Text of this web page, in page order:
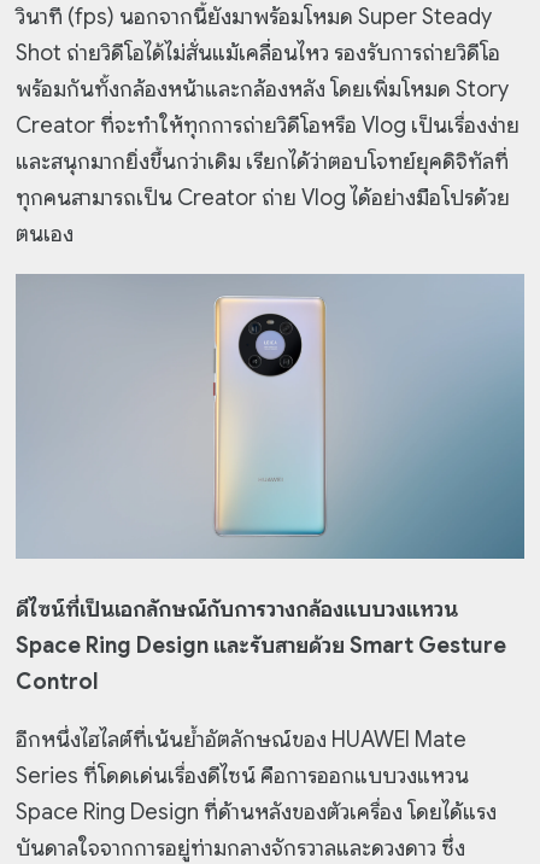
วินาที (fps) นอกจากนี้ยังมาพร้อมโหมด Super Steady
Shot ถ่ายวิดีโอได้ไม่สั่นแม้เคลื่อนไหว รองรับการถ่ายวิดีโอ
พร้อมกันทั้งกล้องหน้าและกล้องหลัง โดยเพิ่มโหมด Story
Creator ที่จะทำให้ทุกการถ่ายวิดีโอหรือ Vlog เป็นเรื่องง่าย
และสนุกมากยิ่งขึ้นกว่าเดิม เรียกได้ว่าตอบโจทย์ยุคดิจิทัลที่
ทุกคนสามารถเป็น Creator ถ่าย Vlog ได้อย่างมือโปรด้วย
ตนเอง
ดีไซน์ที่เป็นเอกลักษณ์กับการวางกล้องแบบวงแหวน
Space Ring Design และรับสายด้วย Smart Gesture
Control
อีกหนึ่งไฮไลต์ที่เน้นย้ำอัตลักษณ์ของ HUAWEI Mate
Series ที่โดดเด่นเรื่องดีไซน์ คือการออกแบบวงแหวน
Space Ring Design ที่ด้านหลังของตัวเครื่อง โดยได้แรง
บันดาลใจจากการอยู่ท่ามกลางจักรวาลและดวงดาว ซึ่ง